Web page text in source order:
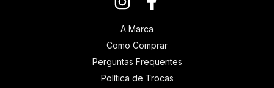
A Marca
Como Comprar
Perguntas Frequentes
Política de Trocas